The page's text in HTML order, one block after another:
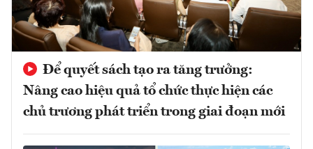
Để quyết sách tạo ra tăng trưởng:
Nâng cao hiệu quả tổ chức thực hiện các
chủ trương phát triển trong giai đoạn mới